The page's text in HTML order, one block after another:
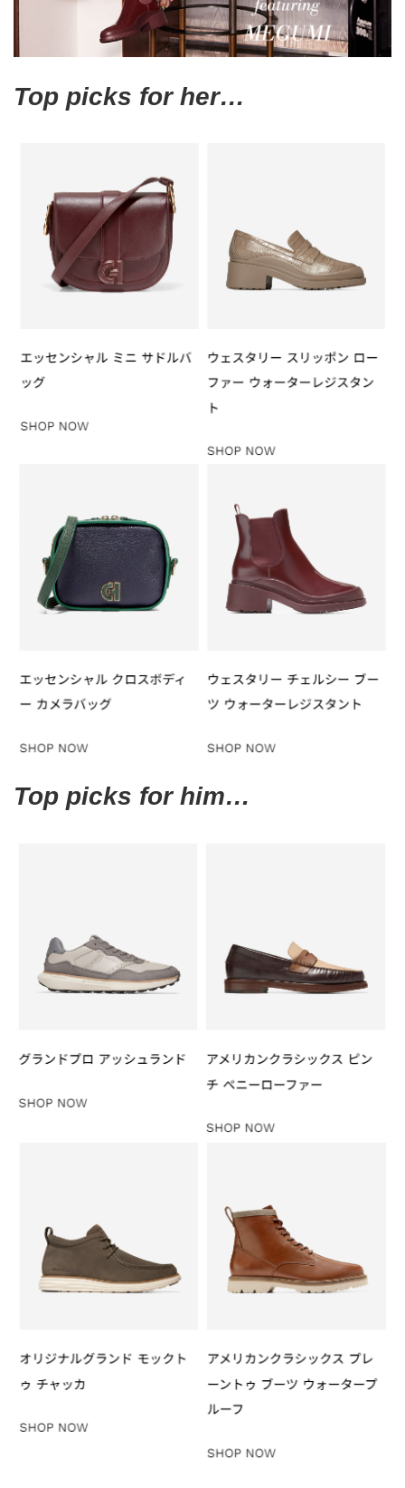
Top picks for her…
Top picks for him…